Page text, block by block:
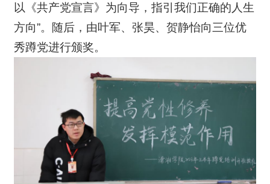
以《共产党宣言》为向导，指引我们正确的人生
方向”。随后，由叶军、张昊、贺静怡向三位优
秀蹲党进行颁奖。